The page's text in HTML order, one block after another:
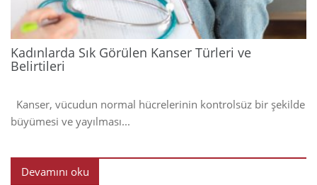
Kadınlarda Sık Görülen Kanser Türleri ve
Belirtileri
Kanser, vücudun normal hücrelerinin kontrolsüz bir şekilde
büyümesi ve yayılması...
Devamını oku